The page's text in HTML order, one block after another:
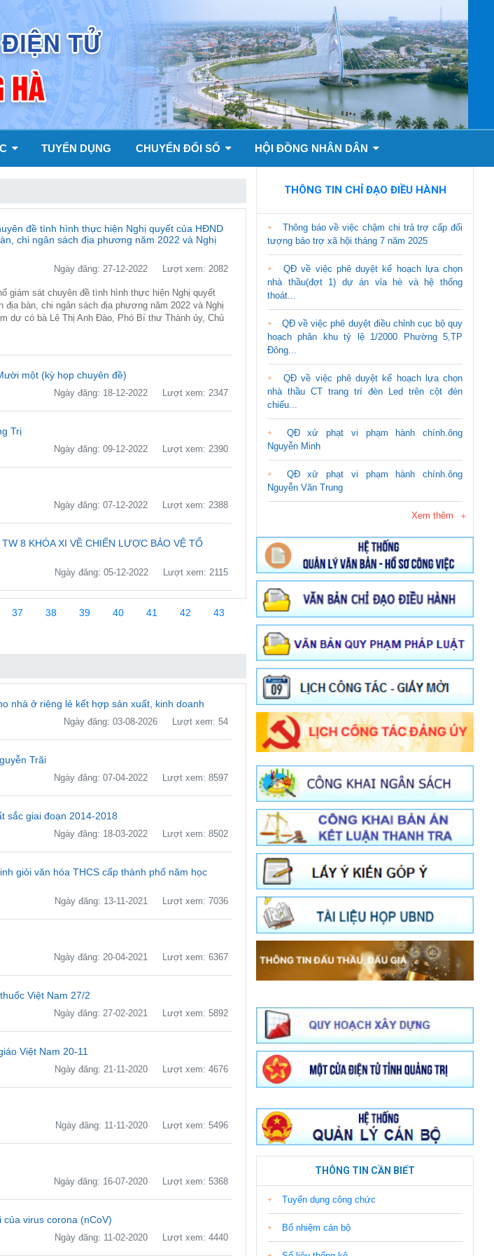
TUYỂN DỤNG CHUYỂN ĐỔI SỐ HỘI ĐỒNG NHÂN DÂN
đề tình hình thực hiện Nghị quyết của HĐND
chi ngân sách địa phương năm 2022 và Nghị
Ngày đăng: 27-12-2022 Lượt xem: 2082
giám sát chuyên đề tình hình thực hiện Nghị quyết
bàn, chi ngân sách địa phương năm 2022 và Nghị
dự có bà Lê Thị Anh Đào, Phó Bí thư Thành ủy, Chủ
một (kỳ họp chuyên đề)
Ngày đăng: 18-12-2022 Lượt xem: 2347
Trị
Ngày đăng: 09-12-2022 Lượt xem: 2390
Ngày đăng: 07-12-2022 Lượt xem: 2388
8 KHÓA XI VỀ CHIẾN LƯỢC BẢO VỆ TỔ
Ngày đăng: 05-12-2022 Lượt xem: 2115
37 38 39 40 41 42
43
nhà ở riêng lẻ kết hợp sản xuất, kinh doanh
Ngày đăng: 03-08-2026 Lượt xem: 54
Trãi
Ngày đăng: 07-04-2022 Lượt xem: 8597
sắc giai đoạn 2014-2018
Ngày đăng: 18-03-2022 Lượt xem: 8502
giỏi văn hóa THCS cấp thành phố năm học
Ngày đăng: 13-11-2021 Lượt xem: 7036
Ngày đăng: 20-04-2021 Lượt xem: 6367
Việt Nam 27/2
Ngày đăng: 27-02-2021 Lượt xem: 5892
Việt Nam 20-11
Ngày đăng: 21-11-2020 Lượt xem: 4676
Ngày đăng: 11-11-2020 Lượt xem: 5496
Ngày đăng: 16-07-2020 Lượt xem: 5368
virus corona (nCoV)
Ngày đăng: 11-02-2020 Lượt xem: 4440
THÔNG TIN CHỈ ĐẠO ĐIỀU HÀNH
Thông báo về việc chậm chi trả trợ cấp đối
tượng bảo trợ xã hội tháng 7 năm 2025
QĐ về việc phê duyệt kế hoạch lựa chọn
nhà thầu(đợt 1) dự án vỉa hè và hệ thống
thoát...
QĐ về việc phê duyệt điều chỉnh cục bộ quy
hoạch phân khu tỷ lệ 1/2000 Phường 5,TP
Đông...
QĐ về việc phê duyệt kế hoạch lựa chọn
nhà thầu CT trang trí đèn Led trên cột đèn
chiếu...
QĐ xử phạt vi phạm hành chính.ông
Nguyễn Minh
QĐ xử phạt vi phạm hành chính.ông
Nguyễn Văn Trung
Xem thêm
THÔNG TIN CẦN BIẾT
Tuyển dụng công chức
Bổ nhiệm cán bộ